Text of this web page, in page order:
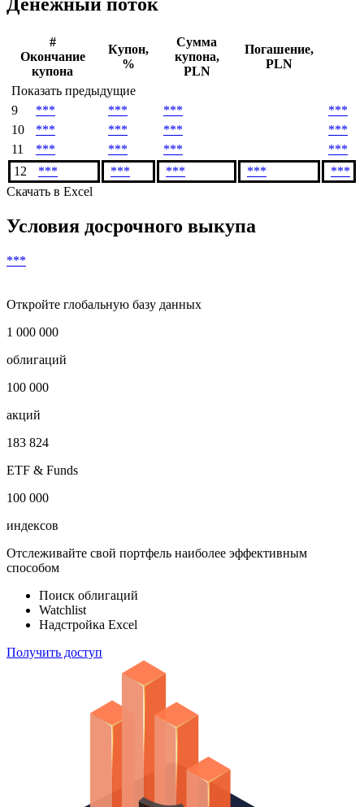
Дата погашения
Денежный поток
#
Окончание
купона
Купон,
%
купона,
Показать предыдущие
9
*** *** ***
***
10
*** *** ***
***
12
*** *** *** ***
Откройте глобальную базу данных
1 000 000
облигаций
100 000
акций
183 824
ETF & Funds
100 000
Отслеживайте свой портфель наиболее эффективным
способом
Поиск облигаций
Надстройка Excel
Получить доступ